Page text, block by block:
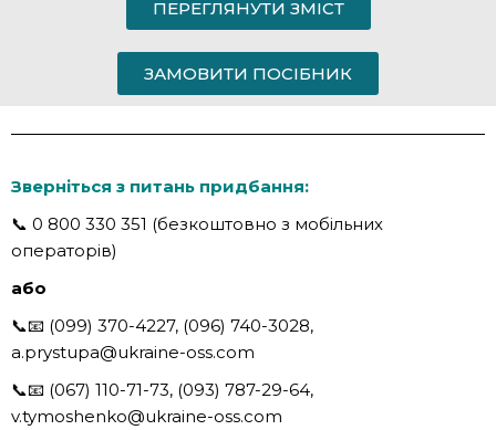
ПЕРЕГЛЯНУТИ ЗМІСТ
ЗАМОВИТИ ПОСІБНИК
Зверніться з питань придбання:
📞 0 800 330 351 (безкоштовно з мобільних
операторів)
або
📞📧 (099) 370-4227, (096) 740-3028,
a.prystupa@ukraine-oss.com
📞📧 (067) 110-71-73, (093) 787-29-64,
v.tymoshenko@ukraine-oss.com